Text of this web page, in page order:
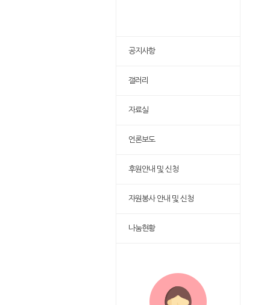
공지사항
갤러리
자료실
언론보도
후원안내 및 신청
자원봉사 안내 및 신청
나눔현황